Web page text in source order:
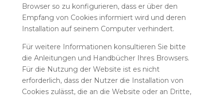
Browser so zu konfigurieren, dass er über den
Empfang von Cookies informiert wird und deren
Installation auf seinem Computer verhindert.
Für weitere Informationen konsultieren Sie bitte
die Anleitungen und Handbücher Ihres Browsers.
Für die Nutzung der Website ist es nicht
erforderlich, dass der Nutzer die Installation von
Cookies zulässt, die an die Website oder an Dritte,